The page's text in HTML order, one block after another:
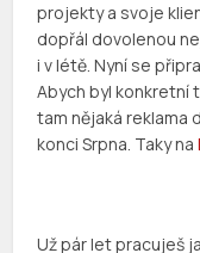
projekty a svoje
dopřál dovolenou
i v létě. Nyní se
Abych byl konkretní
tam nějaká reklama
konci Srpna. Taky na
Už pár let pracuješ